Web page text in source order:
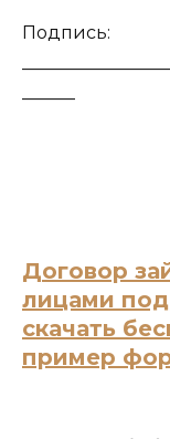
Подпись:
Договор
лицами под
скачать
пример